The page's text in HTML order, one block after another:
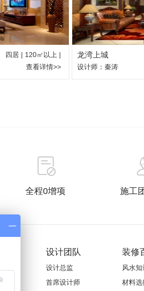
四居 | 120㎡以上 |
查看详情>>
龙湾上城
设计师：秦涛
全程0增项 施工
设计团队
设计总监
首席设计师
装修
风水知
材料选